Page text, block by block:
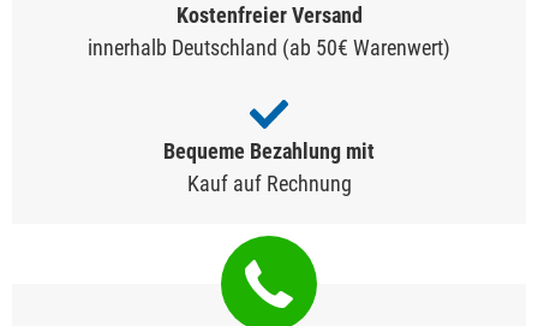
Kostenfreier Versand
innerhalb Deutschland (ab 50€ Warenwert)
Bequeme Bezahlung mit
Kauf auf Rechnung